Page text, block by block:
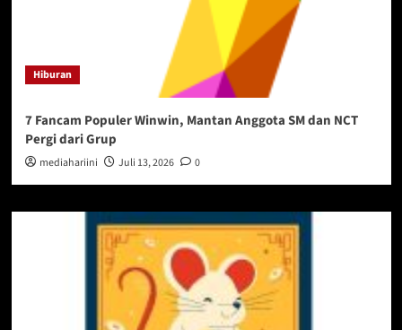
Hiburan
7 Fancam Populer Winwin, Mantan Anggota SM dan NCT
Pergi dari Grup
mediahariini Juli 13, 2026 0